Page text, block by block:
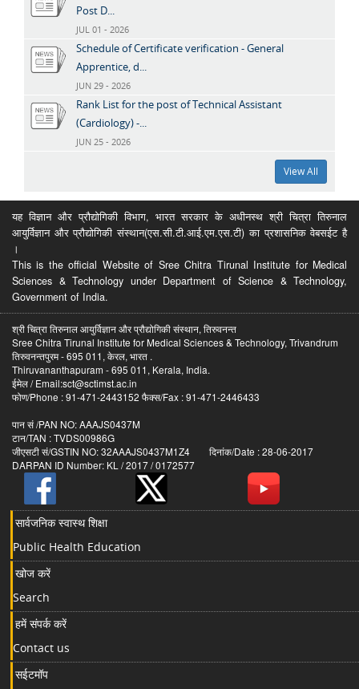
Post D...
JUL 01 - 2026
Schedule of Certificate verification - General
Apprentice, d...
JUN 29 - 2026
Rank List for the post of Technical Assistant
(Cardiology) -...
JUN 25 - 2026
View All
यह विज्ञान और प्रौद्योगिकी विभाग, भारत सरकार के अधीनस्थ श्री चित्रा तिरुनाल
आयुर्विज्ञान और प्रौद्योगिकी संस्थान(एस.सी.टी.आई.एम.एस.टी) का प्रशासनिक वेबसईट है
।
This is the official Website of Sree Chitra Tirunal Institute for Medical
Sciences & Technology under Department of Science & Technology,
Government of India.
श्री चित्रा तिरुनाल आयुर्विज्ञान और प्रौद्योगिकी संस्थान, तिरुवनन्त
Sree Chitra Tirunal Institute for Medical Sciences & Technology, Trivandrum
तिरुवनन्तपुरम - 695 011, केरल, भारत .
Thiruvananthapuram - 695 011, Kerala, India.
ईमेल / Email:sct@sctimst.ac.in
फोण/Phone : 91-471-2443152 फैक्स/Fax : 91-471-2446433
पान सं /PAN NO: AAAJS0437M
टान/TAN : TVDS00986G
जीएसटी सं/GSTIN NO: 32AAAJS0437M1Z4 दिनांक/Date : 28-06-2017
DARPAN ID Number: KL / 2017 / 0172577
सार्वजनिक स्वास्थ शिक्षा
Public Health Education
खोज करें
Search
हमें संपर्क करें
Contact us
सईटमॉप